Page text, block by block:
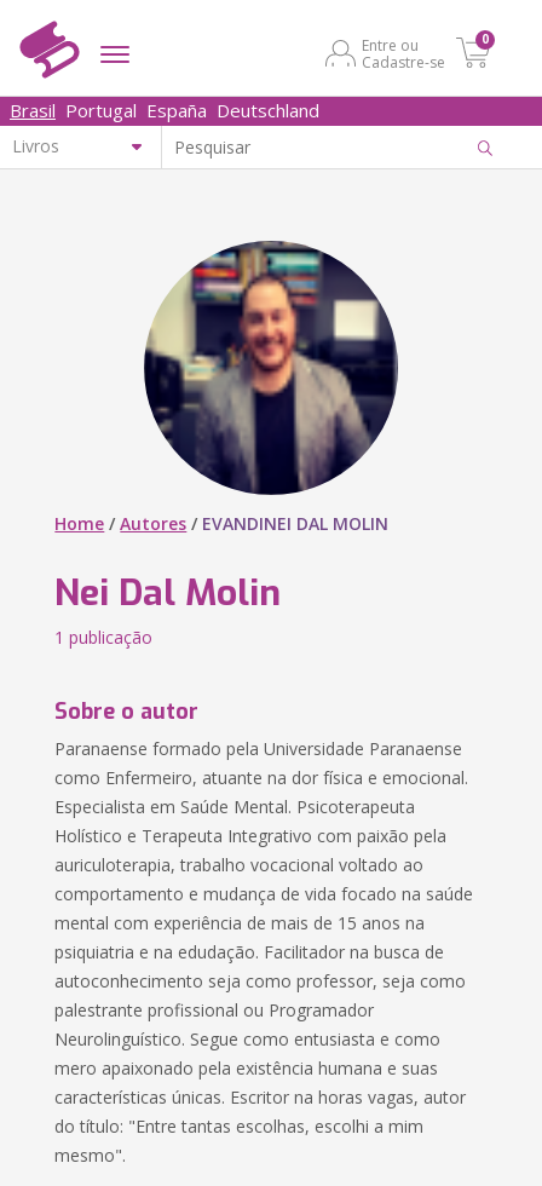
Entre ou
Cadastre-se
0
Brasil Portugal España Deutschland
Home /Autores / EVANDINEI DAL MOLIN
Nei Dal Molin
1 publicação
Sobre o autor
Paranaense formado pela Universidade Paranaense
como Enfermeiro, atuante na dor física e emocional.
Especialista em Saúde Mental. Psicoterapeuta
Holístico e Terapeuta Integrativo com paixão pela
auriculoterapia, trabalho vocacional voltado ao
comportamento e mudança de vida focado na saúde
mental com experiência de mais de 15 anos na
psiquiatria e na edudação. Facilitador na busca de
autoconhecimento seja como professor, seja como
palestrante profissional ou Programador
Neurolinguístico. Segue como entusiasta e como
mero apaixonado pela existência humana e suas
características únicas. Escritor na horas vagas, autor
do título: "Entre tantas escolhas, escolhi a mim
mesmo".